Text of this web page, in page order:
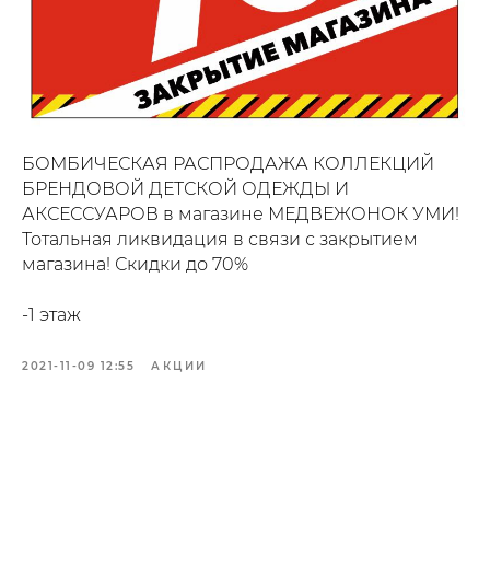
БОМБИЧЕСКАЯ РАСПРОДАЖА КОЛЛЕКЦИЙ
БРЕНДОВОЙ ДЕТСКОЙ ОДЕЖДЫ И
АКСЕССУАРОВ в магазине МЕДВЕЖОНОК УМИ!
Тотальная ликвидация в связи с закрытием
магазина! Скидки до 70%
-1 этаж
2021-11-09 12:55 АКЦИИ